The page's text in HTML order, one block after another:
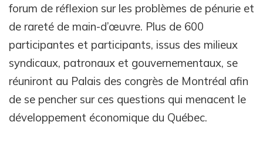
forum de réflexion sur les problèmes de pénurie et
de rareté de main-d’œuvre. Plus de 600
participantes et participants, issus des milieux
syndicaux, patronaux et gouvernementaux, se
réuniront au Palais des congrès de Montréal afin
de se pencher sur ces questions qui menacent le
développement économique du Québec.